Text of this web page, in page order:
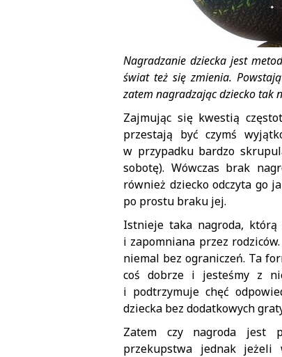
Nagradzanie dziecka jest
świat też się zmienia.
zatem nagradzając dziecko tak
Zajmując się kwestią
przestają być czymś
w przypadku bardzo
sobotę). Wówczas brak
również dziecko odczyta go
po prostu braku jej.
Istnieje taka nagroda, którą
i zapomniana przez
niemal bez ograniczeń. Ta
coś dobrze i jesteśmy z
i podtrzymuje chęć
dziecka bez dodatkowych
Zatem czy nagroda jest
przekupstwa jednak